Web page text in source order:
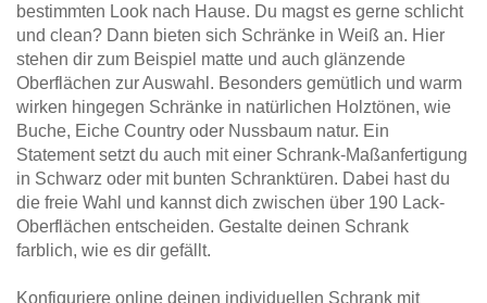
bestimmten Look nach Hause. Du magst es gerne schlicht
und clean? Dann bieten sich Schränke in Weiß an. Hier
stehen dir zum Beispiel matte und auch glänzende
Oberflächen zur Auswahl. Besonders gemütlich und warm
wirken hingegen Schränke in natürlichen Holztönen, wie
Buche, Eiche Country oder Nussbaum natur. Ein
Statement setzt du auch mit einer Schrank-Maßanfertigung
in Schwarz oder mit bunten Schranktüren. Dabei hast du
die freie Wahl und kannst dich zwischen über 190 Lack-
Oberflächen entscheiden. Gestalte deinen Schrank
farblich, wie es dir gefällt.
Konfiguriere online deinen individuellen Schrank mit